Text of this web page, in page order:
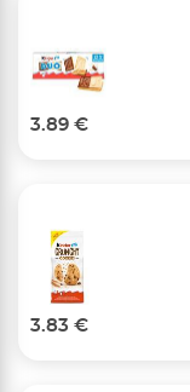
3.89 €
3.83 €